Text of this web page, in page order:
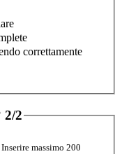
correttamente
2/2
Inserire massimo 200